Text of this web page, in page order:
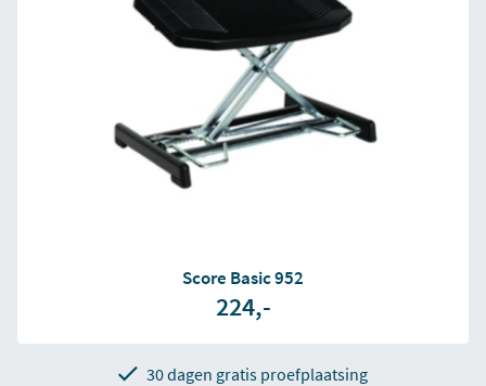
Score Basic 952
224,-
30 dagen gratis proefplaatsing